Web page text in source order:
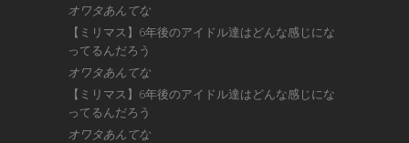
オワタあんてな
【ミリマス】6年後のアイドル達はどんな感じにな
ってるんだろう
オワタあんてな
【ミリマス】6年後のアイドル達はどんな感じにな
ってるんだろう
オワタあんてな